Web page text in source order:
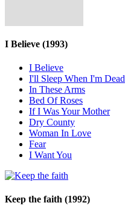
I Believe (1993)
I Believe
I'll Sleep When I'm Dead
In These Arms
Bed Of Roses
If I Was Your Mother
Dry County
Woman In Love
Fear
I Want You
Keep the faith (1992)